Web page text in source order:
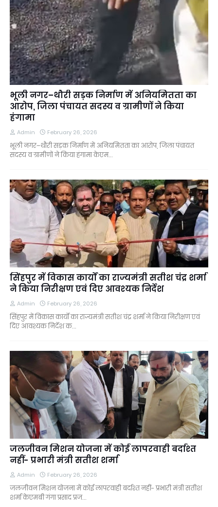
भूली नगर–थौरी सड़क निर्माण में अनियमितता का
आरोप, जिला पंचायत सदस्य व ग्रामीणों ने किया
हंगामा
Admin February 26, 2026
भूली नगर–थौरी सड़क निर्माण में अनियमितता का आरोप, जिला पंचायत
सदस्य व ग्रामीणों ने किया हंगामा केएम…
सिंहपुर में विकास कार्यों का राज्यमंत्री सतीश चंद्र शर्मा
ने किया निरीक्षण एवं दिए आवश्यक निर्देश
Admin February 26, 2026
सिंहपुर में विकास कार्यों का राज्यमंत्री सतीश चंद्र शर्मा ने किया निरीक्षण एवं
दिए आवश्यक निर्देश क…
जलजीवन मिशन योजना में कोई लापरवाही बर्दाश्त
नहीं- प्रभारी मंत्री सतीश शर्मा
Admin February 26, 2026
जलजीवन मिशन योजना में कोई लापरवाही बर्दाश्त नहीं- प्रभारी मंत्री सतीश
शर्मा केएमबी गंगा प्रसाद प्रज…